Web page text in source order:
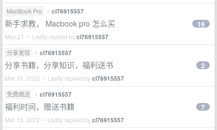
MacBook Pro • cl76915557
新手求教， Macbook pro 怎么买
May 21 • Lastly replied bycl76915557
16
分享发现 • cl76915557
分享书籍，分享知识，福利送书
Mar 16, 2022 • Lastly replied bycl76915557
2
免费赠送 • cl76915557
福利时间，赠送书籍
Mar 15, 2022 • Lastly replied bycl76915557
7